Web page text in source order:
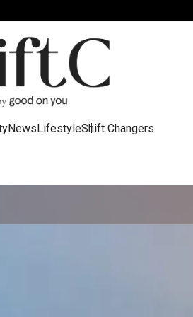
NewsLifestyleShift Changers